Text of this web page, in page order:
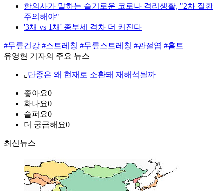
한의사가 말하는 슬기로운 코로나 격리생활, "2차 질환
주의해야"
'3채 vs 1채' 종부세 격차 더 커진다
#무릎건강 #스트레칭 #무릎스트레칭 #관절염 #홈트
유영현 기자의 주요 뉴스
⌞ 단종은 왜 현재로 소환돼 재해석될까
좋아요0
화나요0
슬퍼요0
더 궁금해요0
최신뉴스